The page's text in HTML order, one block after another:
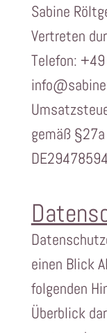
Sabine
Vertreten
Telefon:
gemäß
einen Blick
folgenden
Überblick